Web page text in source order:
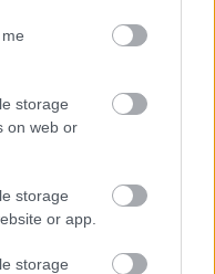
storage
on web or
storage
or app.
storage
magukat:
itt az